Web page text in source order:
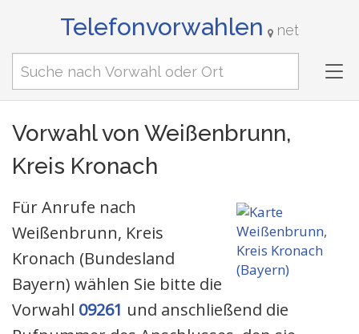
Telefonvorwahlen net
Vorwahl von Weißenbrunn,
Kreis Kronach
Für Anrufe nach
Weißenbrunn, Kreis
Kronach (Bundesland
Bayern) wählen Sie bitte die
Vorwahl 09261 und anschließend die